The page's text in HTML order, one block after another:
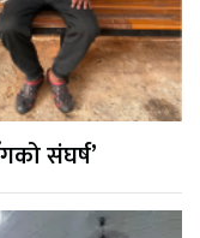
संघर्ष’